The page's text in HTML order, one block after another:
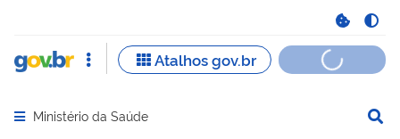
Abrir menu principal de navegação
Ministério da Saúde